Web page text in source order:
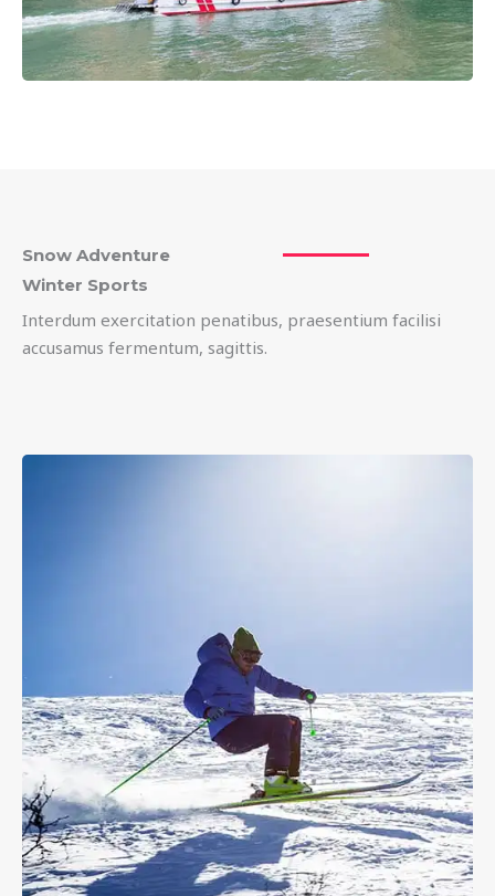
Snow Adventure
Winter Sports
Interdum exercitation penatibus, praesentium facilisi
accusamus fermentum, sagittis.